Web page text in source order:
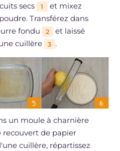
secs
1
et mixez
Transférez dans
fondu
2
et laissé
cuillère
3 .
un moule à charnière
de papier
cuillère, répartissez